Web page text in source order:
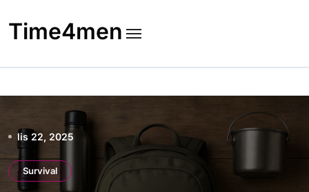
to
content
Time4men
lis 22, 2025
Survival